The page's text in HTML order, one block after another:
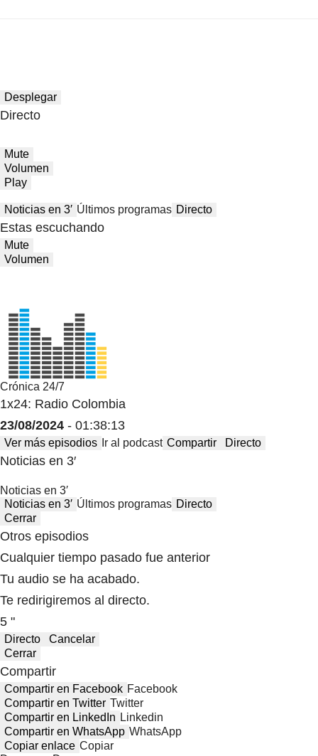
Desplegar
Directo
Mute
Volumen
Play
Noticias en 3′ Últimos programas Directo
Estas escuchando
Mute
Volumen
Crónica 24/7
1x24: Radio Colombia
23/08/2024 - 01:38:13
Ver más episodios Ir al podcast Compartir Directo
Noticias en 3′
Noticias en 3′
Noticias en 3′ Últimos programas Directo
Cerrar
Otros episodios
Cualquier tiempo pasado fue anterior
Tu audio se ha acabado.
Te redirigiremos al directo.
5 "
Directo
Cancelar
Cerrar
Compartir
Compartir en Facebook Facebook
Compartir en Twitter Twitter
Compartir en LinkedIn Linkedin
Compartir en WhatsApp WhatsApp
Copiar enlace Copiar